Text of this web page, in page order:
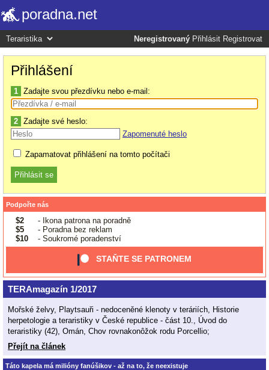
poradna.net
Neregistrovaný Přihlásit Registrovat
Přihlášení
1 Zadajte svou přezdívku nebo e-mail:
2 Zadajte své heslo:
Zapomenuté heslo
Zapamatovat přihlášení na tomto počítači
Podpořte nás
$2
- Ikona patrona na poradně
$5
- Poradna bez reklam
$10
- Soukromé poradenství
STAŇTE SE PATRONEM
TERAmagazín 1/2017
Mořské želvy, Playtsauři - nedoceněné klenoty v teráriích, Historie
herpetologie a teraristiky v České republice - část 10., Úvod do
teraristiky (42), Omán, Chov rovnakonôžok rodu Porcellio;
Přejít na článek
Táto kapela má milióny fanúšikov - až na to, že neexistuje